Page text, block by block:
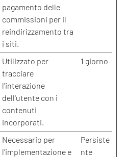
pagamento delle
commissioni per il
reindirizzamento tra
i siti.
Utilizzato per
tracciare
l'interazione
dell'utente con i
contenuti
incorporati.
1 giorno
Necessario per
l'implementazione e
Persiste
nte